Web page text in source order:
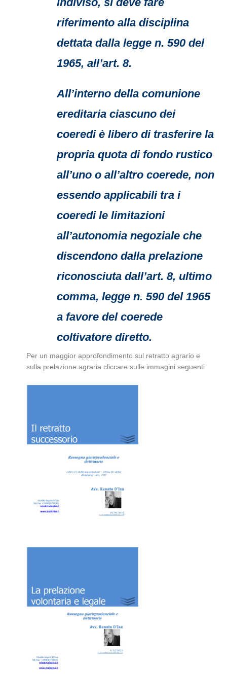
riferimento alla disciplina
dettata dalla legge n. 590 del
1965, all’art. 8.
All’interno della comunione
ereditaria ciascuno dei
coeredi è libero di trasferire la
propria quota di fondo rustico
all’uno o all’altro coerede, non
essendo applicabili tra i
coeredi le limitazioni
all’autonomia negoziale che
discendono dalla prelazione
riconosciuta dall’art. 8, ultimo
comma, legge n. 590 del 1965
a favore del coerede
coltivatore diretto.
Per un maggior approfondimento sul retratto agrario e
sulla prelazione agraria cliccare sulle immagini seguenti